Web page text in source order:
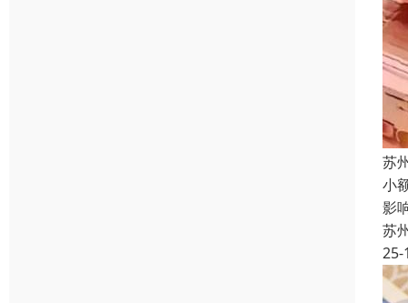
苏
小
影
苏
25-